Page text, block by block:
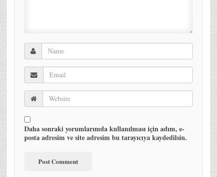
Daha sonraki yorumlarımda kullanılması için adım, e-
posta adresim ve site adresim bu tarayıcıya kaydedilsin.